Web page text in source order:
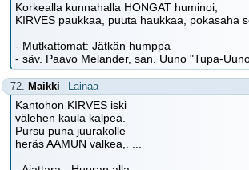
Korkealla kunnahalla HONGAT huminoi,
KIRVES paukkaa, puuta haukkaa, pokasaha
- Mutkattomat: Jätkän humppa
- säv. Paavo Melander, san. Uuno "Tupa-
72. Maikki Lainaa
Kantohon KIRVES iski
välehen kaula kalpea.
Pursu puna juurakolle
heräs AAMUN valkea,. ...